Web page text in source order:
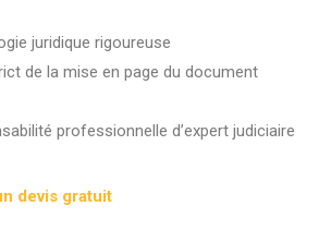
juridique rigoureuse
de la mise en page du document
professionnelle d’expert judiciaire
devis gratuit